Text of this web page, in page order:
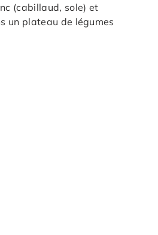
(cabillaud, sole) et
un plateau de légumes